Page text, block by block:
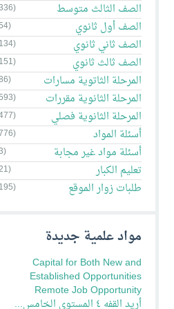
الصف الثالث متوسط (336)
الصف أول ثانوي (54)
الصف ثاني ثانوي (134)
الصف ثالث ثانوي (151)
المرحلة الثاتوية مسارات (86)
المرحلة الثانوية مقررات (593)
المرحلة الثانوية فصلي (477)
أسئلة المواد (776)
أسئلة مواد غير مجابة (3)
تعليم الكبار (21)
طلبات زوار الموقع (195)
مواد علمية جديدة
Capital for Both New and
Established Opportunities
Remote Job Opportunity
أريد القفه ٤ المستوى الخامس...